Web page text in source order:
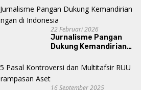
Bawah Kepemimpinan
Prabowo-Gibran?
22 Februari 2026
Jurnalisme Pangan
Dukung Kemandirian
16 September 2025